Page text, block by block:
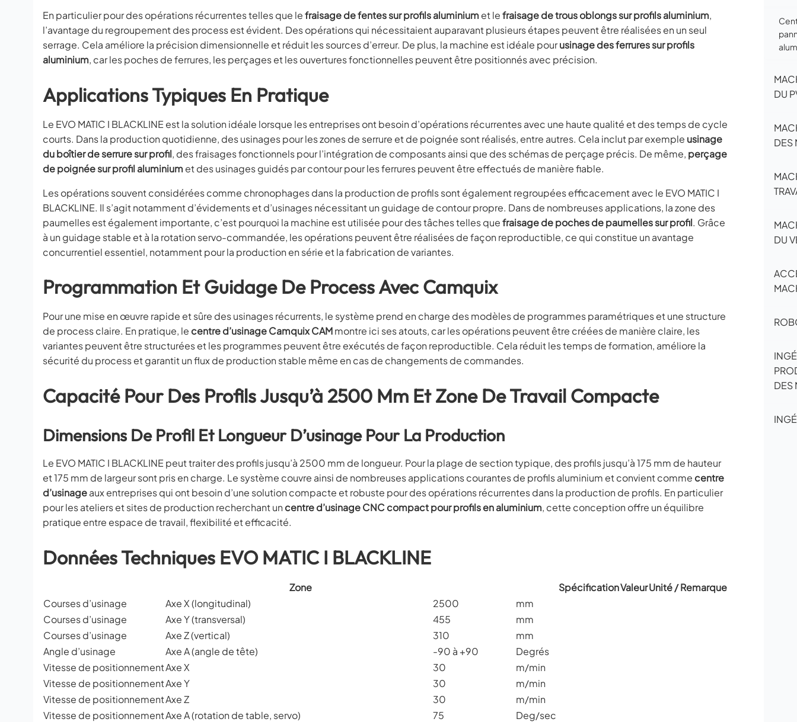
En particulier pour des opérations récurrentes telles que lefraisage de fentes sur profils aluminiumet lefraisage de trous oblongs sur profils aluminium,
l’avantage du regroupement des process est évident. Des opérations qui nécessitaient auparavant plusieurs étapes peuvent être réalisées en un seul
serrage. Cela améliore la précision dimensionnelle et réduit les sources d’erreur. De plus, la machine est idéale pourusinage des ferrures sur profils
aluminium, car les poches de ferrures, les perçages et les ouvertures fonctionnelles peuvent être positionnés avec précision.
Applications Typiques En Pratique
Le EVO MATIC I BLACKLINE est la solution idéale lorsque les entreprises ont besoin d’opérations récurrentes avec une haute qualité et des temps de cycle
courts. Dans la production quotidienne, des usinages pour les zones de serrure et de poignée sont réalisés, entre autres. Cela inclut par exemple usinage
du boîtier de serrure sur profil, des fraisages fonctionnels pour l’intégration de composants ainsi que des schémas de perçage précis. De même, perçage
de poignée sur profil aluminiumet des usinages guidés par contour pour les ferrures peuvent être effectués de manière fiable.
Les opérations souvent considérées comme chronophages dans la production de profils sont également regroupées efficacement avec le EVO MATIC I
BLACKLINE. Il s’agit notamment d’évidements et d’usinages nécessitant un guidage de contour propre. Dans de nombreuses applications, la zone des
paumelles est également importante, c’est pourquoi la machine est utilisée pour des tâches telles quefraisage de poches de paumelles sur profil. Grâce
à un guidage stable et à la rotation servo-commandée, les opérations peuvent être réalisées de façon reproductible, ce qui constitue un avantage
concurrentiel essentiel, notamment pour la production en série et la fabrication de variantes.
Programmation Et Guidage De Process Avec Camquix
Pour une mise en œuvre rapide et sûre des usinages récurrents, le système prend en charge des modèles de programmes paramétriques et une structure
de process claire. En pratique, le centre d’usinage Camquix CAMmontre ici ses atouts, car les opérations peuvent être créées de manière claire, les
variantes peuvent être structurées et les programmes peuvent être exécutés de façon reproductible. Cela réduit les temps de formation, améliore la
sécurité du process et garantit un flux de production stable même en cas de changements de commandes.
Capacité Pour Des Profils Jusqu’à 2500 Mm Et Zone De Travail Compacte
Dimensions De Profil Et Longueur D’usinage Pour La Production
Le EVO MATIC I BLACKLINE peut traiter des profils jusqu’à 2500 mm de longueur. Pour la plage de section typique, des profils jusqu’à 175 mm de hauteur
et 175 mm de largeur sont pris en charge. Le système couvre ainsi de nombreuses applications courantes de profils aluminium et convient comme centre
d’usinageaux entreprises qui ont besoin d’une solution compacte et robuste pour des opérations récurrentes dans la production de profils. En particulier
pour les ateliers et sites de production recherchant un centre d’usinage CNC compact pour profils en aluminium, cette conception offre un équilibre
pratique entre espace de travail, flexibilité et efficacité.
Données Techniques EVO MATIC I BLACKLINE
Zone SpécificationValeurUnité / Remarque
Courses d’usinage
Axe X (longitudinal) 2500
mm
Courses d’usinage
Axe Y (transversal) 455
mm
Courses d’usinage
Axe Z (vertical) 310
mm
Angle d’usinage
Axe A (angle de tête) -90 à +90
Degrés
Vitesse de positionnementAxe X 30
m/min
Vitesse de positionnementAxe Y 30
m/min
Vitesse de positionnementAxe Z 30
m/min
Vitesse de positionnementAxe A (rotation de table, servo) 75 Deg/sec
DU
DES
DU
DES